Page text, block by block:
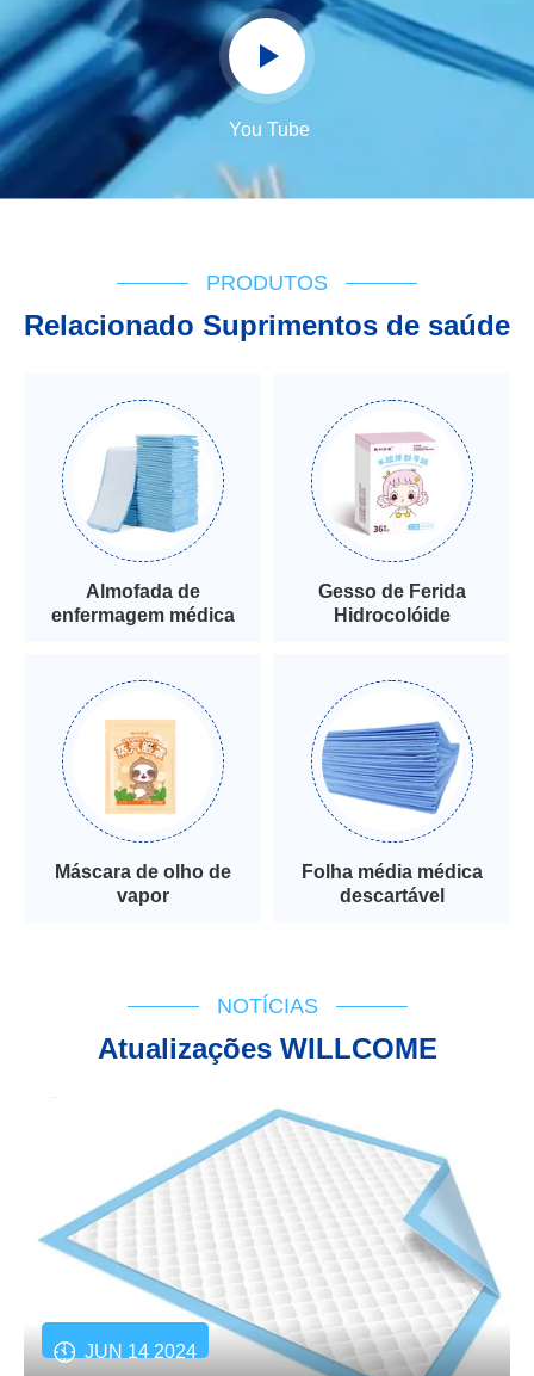
You Tube
PRODUTOS
Relacionado Suprimentos de saúde
Almofada de
enfermagem médica
Gesso de Ferida
Hidrocolóide
Máscara de olho de
vapor
Folha média médica
descartável
NOTÍCIAS
Atualizações WILLCOME
JUN 14 2024